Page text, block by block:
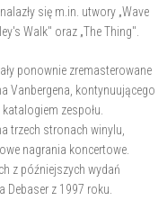
się m.in. utwory „Wave
Walk" oraz „The Thing".
ponownie zremasterowane
Vanbergena, kontynuującego
zespołu.
trzech stronach winylu,
nagrania koncertowe.
z późniejszych wydań
z 1997 roku.